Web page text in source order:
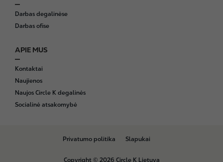
Darbas degalinėse
Darbas ofise
APIE MUS
Kontaktai
Naujienos
Naujos Circle K degalinės
Socialinė atsakomybė
B
Privatumo politika Slapukai
Copyright © 2026 Circle K Lietuva